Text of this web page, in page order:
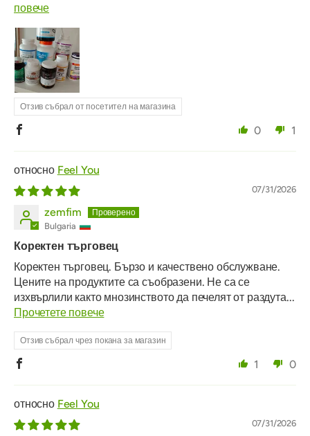
повече
Отзив събрал от посетител на магазина
0 1
Feel You
07/31/2026
zemfim
Bulgaria
Коректен търговец
Коректен търговец. Бързо и качествено обслужване.
Цените на продуктите са съобразени. Не са се
изхвърлили както мнозинството да печелят от раздута...
Прочетете повече
Отзив събрал чрез покана за магазин
1 0
Feel You
07/31/2026